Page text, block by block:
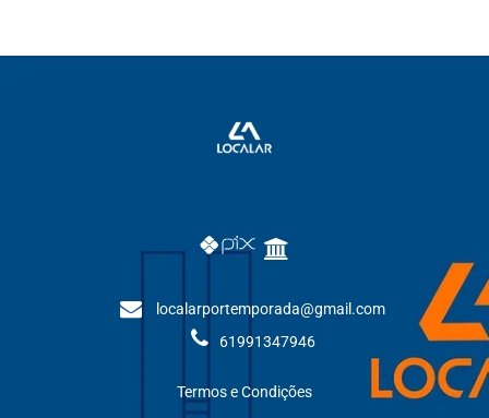
localarportemporada@gmail.com
61991347946
Termos e Condições